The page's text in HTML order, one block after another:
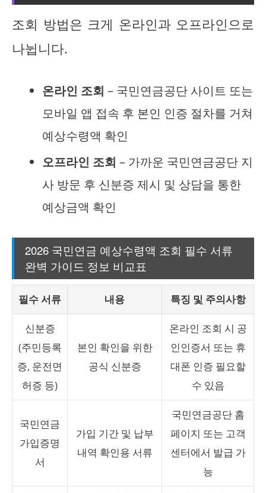
조회 방법은 크게 온라인과 오프라인으로
나뉩니다.
온라인 조회 – 국민연금공단 사이트 또는
모바일 앱 접속 후 본인 인증 절차를 거쳐
예상수령액 확인
오프라인 조회 – 가까운 국민연금공단 지
사 방문 후 신분증 제시 및 상담을 통한
예상금액 확인
2026 국민연금 예상수령액 조회 필수 서류
완벽 가이드 정보 비교표
필수 서류 내용 특징 및 주의사항
신분증
(주민등록
증, 운전면
허증 등)
본인 확인을 위한
공식 신분증
온라인 조회 시 공
인인증서 또는 휴
대폰 인증 필요할
수 있음
국민연금
가입증명
서
가입 기간 및 납부
내역 확인용 서류
국민연금공단 홈
페이지 또는 고객
센터에서 발급 가
능